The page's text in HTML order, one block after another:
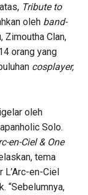
Tribute to
oleh band-
Zimoutha Clan,
orang yang
cosplayer,
oleh
Solo.
en-Ciel & One
tema
en-Ciel
“Sebelumnya,